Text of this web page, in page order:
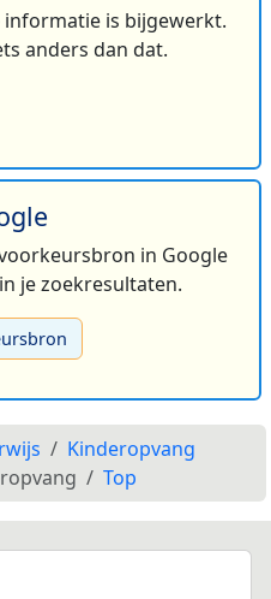
informatie is bijgewerkt.
anders dan dat.
in Google
je zoekresultaten.
Kinderopvang
Top